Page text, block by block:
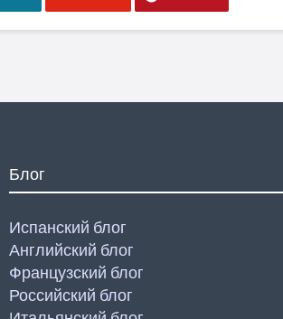
Блог
Испанский блог
Английский блог
Французский блог
Российский блог